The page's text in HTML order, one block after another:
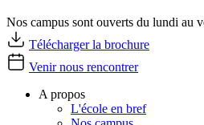
Nos campus sont ouverts du lundi au
Télécharger la brochure
Venir nous rencontrer
A propos
L'école en bref